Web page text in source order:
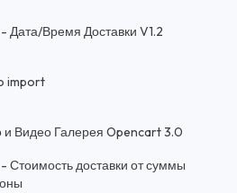
Дата/Время Доставки V1.2
import
Видео Галерея Opencart 3.0
Стоимость доставки от суммы